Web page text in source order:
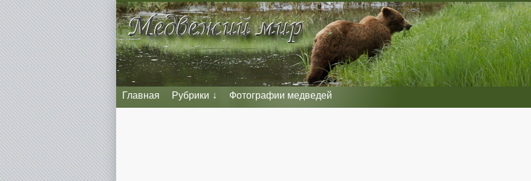
Главная Рубрики Фотографии медведей